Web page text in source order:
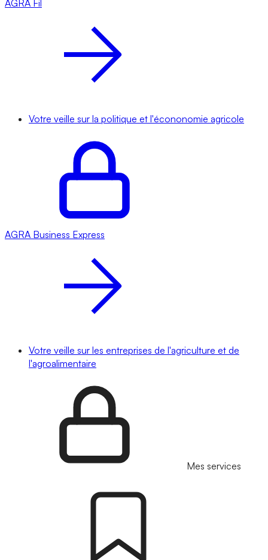
AGRA Fil
Votre veille sur la politique et l'écononomie agricole
AGRA Business Express
Votre veille sur les entreprises de l'agriculture et de
l'agroalimentaire
Mes services